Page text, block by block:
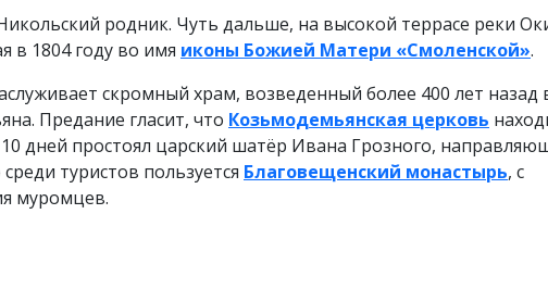
родник. Чуть дальше, на высокой террасе реки
в 1804 году во имя иконы Божией Матери «Смоленской».
скромный храм, возведенный более 400 лет назад
Предание гласит, что Козьмодемьянская церковь
дней простоял царский шатёр Ивана Грозного,
туристов пользуется Благовещенский монастырь, с
муромцев.